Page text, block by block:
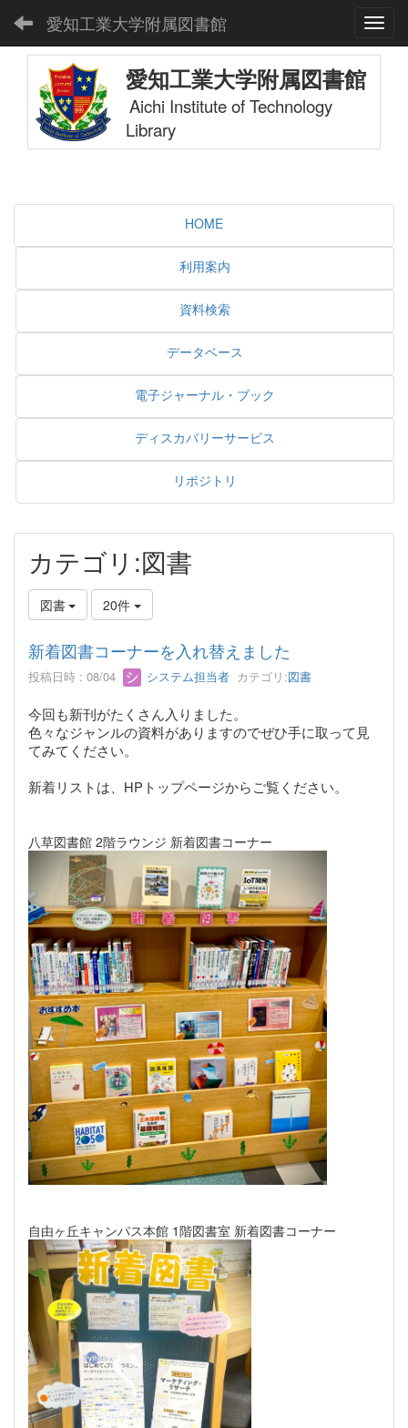
愛知工業大学附属図書館
愛知工業大学附属図書館
Aichi Institute of Technology
Library
HOME
利用案内
資料検索
データベース
電子ジャーナル・ブック
ディスカバリーサービス
リポジトリ
カテゴリ:図書
図書 20件
新着図書コーナーを入れ替えました
投稿日時 : 08/04 システム担当者 カテゴリ:図書
今回も新刊がたくさん入りました。
色々なジャンルの資料がありますのでぜひ手に取って見
てみてください。
新着リストは、HPトップページからご覧ください。
八草図書館 2階ラウンジ 新着図書コーナー
自由ヶ丘キャンパス本館 1階図書室 新着図書コーナー